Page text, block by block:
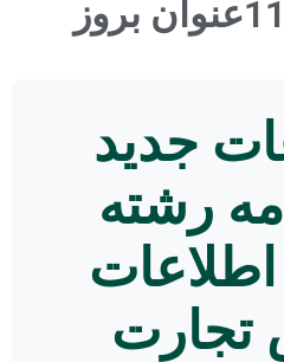
جدید
رشته
تجارت